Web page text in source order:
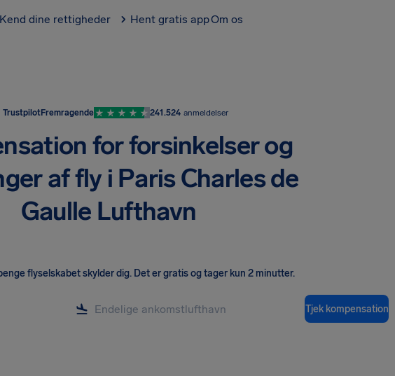
Kend dine rettigheder Hent gratis appOm os
TrustpilotFremragende 241.524 anmeldelser
for forsinkelser og
af fly i Paris Charles de
Gaulle Lufthavn
flyselskabet skylder dig. Det er gratis og tager kun 2 minutter.
Tjek kompensation